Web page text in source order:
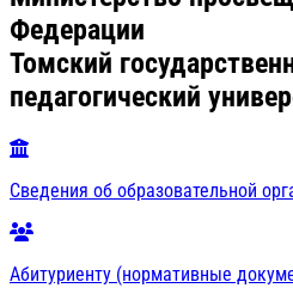
Федерации
Томский
педагогический
Сведения об образовательной
Абитуриенту (нормативные